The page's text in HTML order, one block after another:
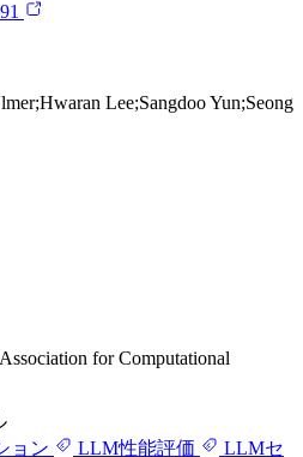
Lee;Sangdoo Yun;Seong
for Computational
ョン
LLM性能評価
LLMセ